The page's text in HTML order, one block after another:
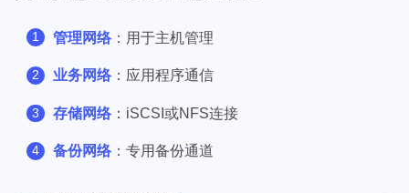
管理网络：用于主机管理
业务网络：应用程序通信
存储网络：iSCSI或NFS连接
备份网络：专用备份通道